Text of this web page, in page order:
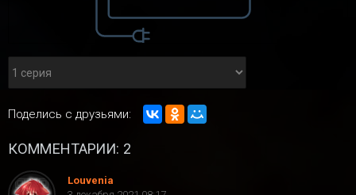
Поделись с друзьями:
КОММЕНТАРИИ: 2
Louvenia